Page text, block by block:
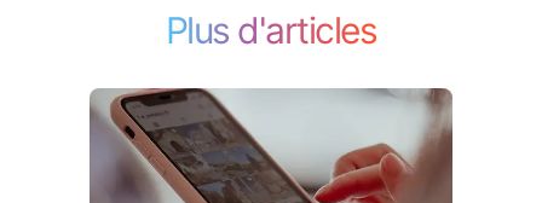
Plus d'articles